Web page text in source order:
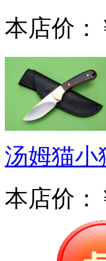
本店价：
汤姆猫小
本店价：